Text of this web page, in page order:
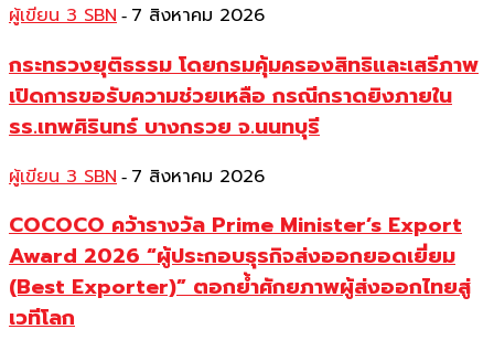
ผู้เขียน 3 SBN - 7 สิงหาคม 2026
กระทรวงยุติธรรม โดยกรมคุ้มครองสิทธิและเสรีภาพ
เปิดการขอรับความช่วยเหลือ กรณีกราดยิงภายใน
รร.เทพศิรินทร์ บางกรวย จ.นนทบุรี
ผู้เขียน 3 SBN - 7 สิงหาคม 2026
COCOCO คว้ารางวัล Prime Minister’s Export
Award 2026 “ผู้ประกอบธุรกิจส่งออกยอดเยี่ยม
(Best Exporter)” ตอกย้ำศักยภาพผู้ส่งออกไทยสู่
เวทีโลก